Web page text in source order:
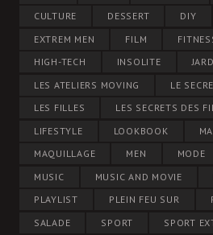
CULTURE
DESSERT DIY
EXTREM MEN
FILM
HIGH-TECH
INSOLITE
LES ATELIERS MOVING
LE
LES FILLES
LES SECRETS DES
LIFESTYLE
LOOKBOOK
MAQUILLAGE
MEN MODE
MUSIC
MUSIC AND MOVIE
PLAYLIST
PLEIN FEU SUR
SALADE
SPORT SPORT